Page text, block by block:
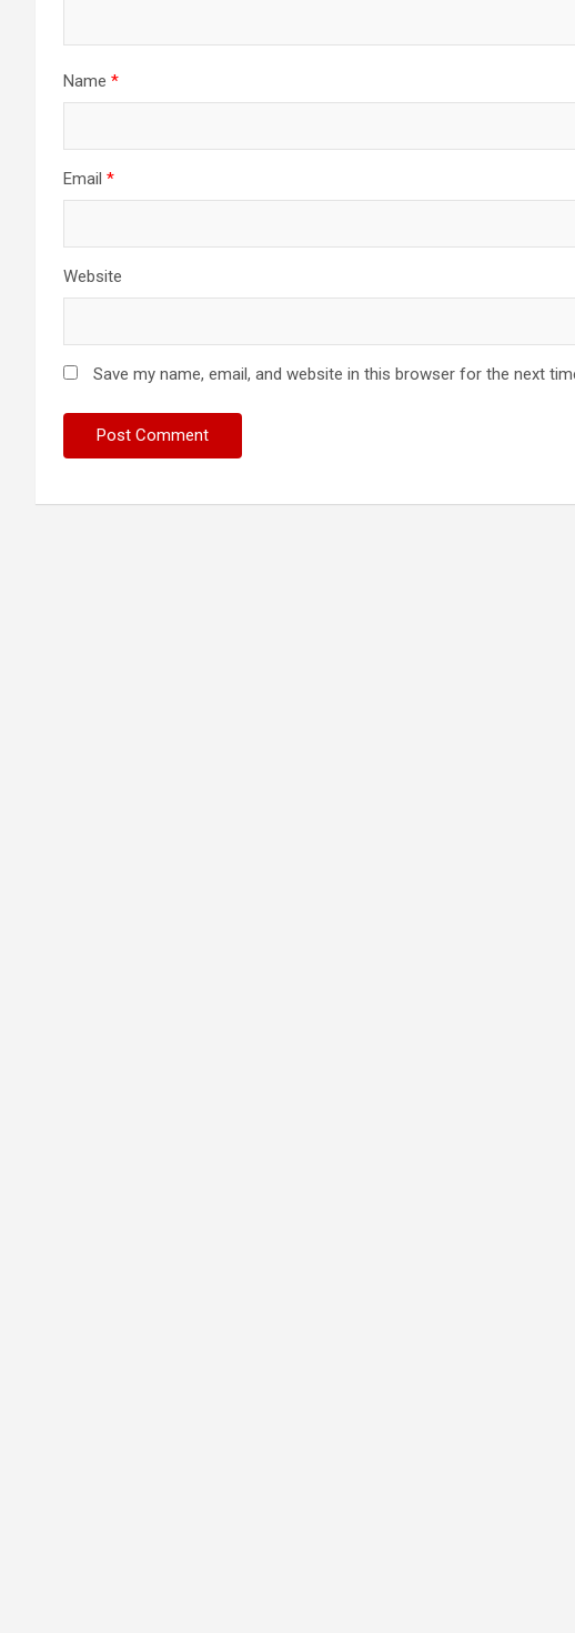
Name *
Email *
Website
Save my name, email, and website in this browser for the next